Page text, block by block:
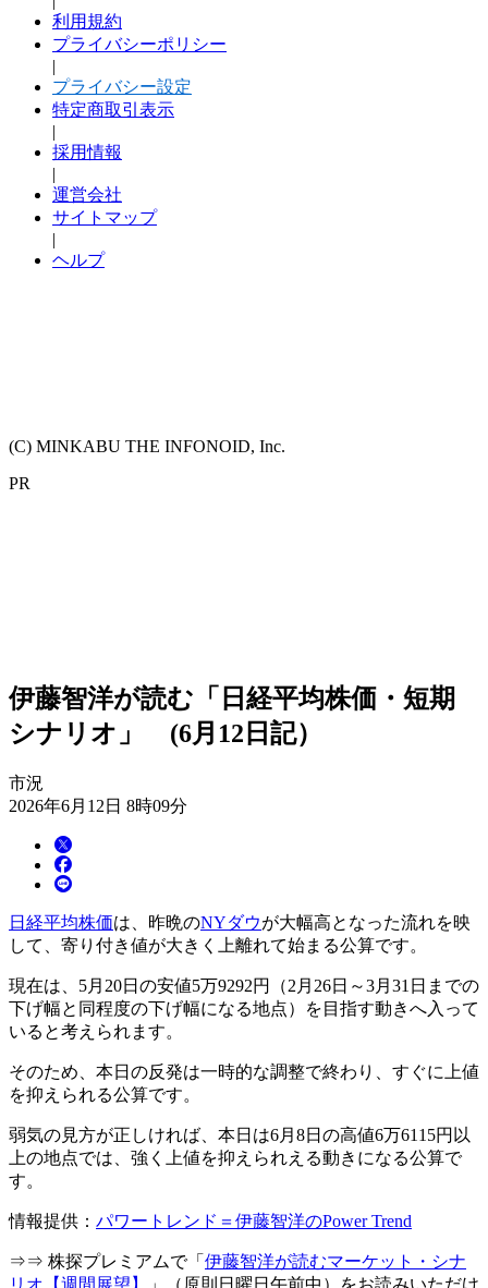
利用規約
プライバシーポリシー
|
プライバシー設定
特定商取引表示
|
採用情報
|
運営会社
サイトマップ
|
ヘルプ
(C) MINKABU THE INFONOID, Inc.
PR
伊藤智洋が読む「日経平均株価・短期
シナリオ」 (6月12日記）
市況
2026年6月12日 8時09分
日経平均株価は、昨晩のNYダウが大幅高となった流れを映
して、寄り付き値が大きく上離れて始まる公算です。
現在は、5月20日の安値5万9292円（2月26日～3月31日までの
下げ幅と同程度の下げ幅になる地点）を目指す動きへ入って
いると考えられます。
そのため、本日の反発は一時的な調整で終わり、すぐに上値
を抑えられる公算です。
弱気の見方が正しければ、本日は6月8日の高値6万6115円以
上の地点では、強く上値を抑えられえる動きになる公算で
す。
情報提供： パワートレンド＝伊藤智洋のPower Trend
⇒⇒ 株探プレミアムで「 伊藤智洋が読むマーケット・シナ
リオ【週間展望】
」（原則日曜日午前中）をお読みいただけ